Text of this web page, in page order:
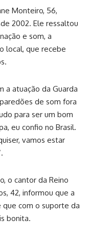
Monteiro, 56,
2002. Ele ressaltou
e som, a
local, que recebe
a atuação da Guarda
de som fora
para ser um bom
eu confio no Brasil.
vamos estar
o cantor da Reino
42, informou que a
com o suporte da
bonita.